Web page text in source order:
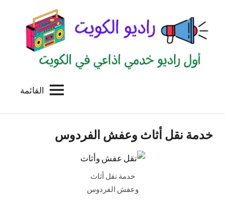
المحتوى
الكويت
للاعلانات
القائمة
خدمة نقل أثاث وعفش الفردوس
خدمة نقل أثاث
وعفش الفردوس